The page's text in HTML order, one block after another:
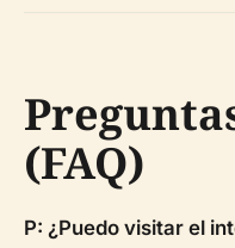
(FAQ)
P: ¿Puedo visitar el